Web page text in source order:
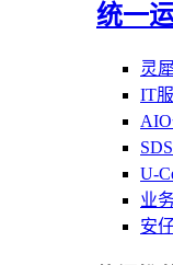
统一
灵
IT
U-
业
安